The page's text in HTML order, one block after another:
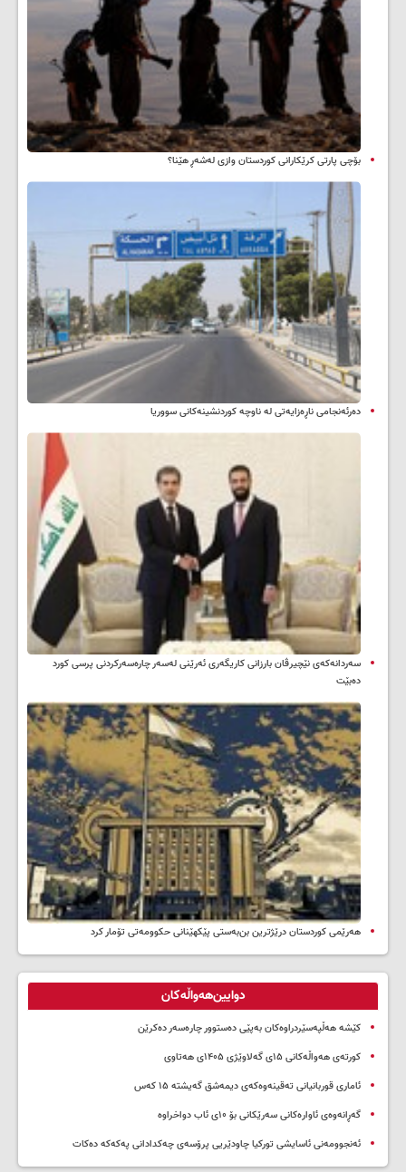
بۆچی پارتی کرێکارانی کوردستان وازی لەشەڕ هێنا؟
دەرئەنجامی ناڕەزایەتی لە ناوچە کوردنشینەکانی سووریا
سه‌ردانه‌کەی نێچیرڤان بارزانی كاریگه‌ری ئه‌رێنی له‌سه‌ر چاره‌سه‌ركردنی پرسی كورد
ده‌بێت
هەرێمی کوردستان درێژترین بن‌بەستی پێکهێنانی حکوومەتی تۆمار کرد
دوایین‌هەواڵەکان
کێشە هەڵپەسێردراوەکان بەپێی دەستوور چارەسەر دەکرێن
کورتەی هەواڵەکانی ۱۵ی گەلاوێژی ۱۴۰۵ی هەتاوی
ئاماری قوربانیانی تەقینەوەکەی دیمەشق گەیشتە ۱۵ کەس
گەڕانەوەی ئاوارەکانی سەرێکانی بۆ ۱۰ی ئاب دواخراوە
ئەنجوومەنی ئاسایشی تورکیا چاودێریی پرۆسەی چەکدادانی پەکەکە دەکات